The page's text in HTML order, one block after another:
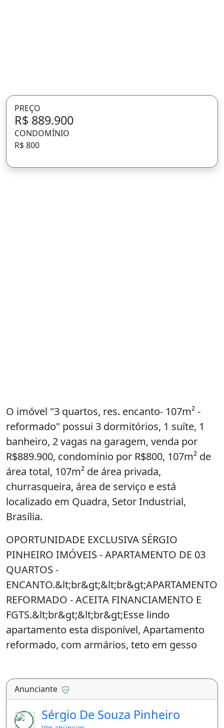
PREÇO
R$ 889.900
CONDOMÍNIO
R$ 800
O imóvel "3 quartos, res. encanto- 107m² -
reformado" possui 3 dormitórios, 1 suíte, 1
banheiro, 2 vagas na garagem, venda por
R$889.900, condomínio por R$800, 107m² de
área total, 107m² de área privada,
churrasqueira, área de serviço e está
localizado em Quadra, Setor Industrial,
Brasília.
OPORTUNIDADE EXCLUSIVA SÉRGIO
PINHEIRO IMÓVEIS - APARTAMENTO DE 03
QUARTOS -
ENCANTO.&lt;br&gt;&lt;br&gt;APARTAMENTO
REFORMADO - ACEITA FINANCIAMENTO E
FGTS.&lt;br&gt;&lt;br&gt;Esse lindo
apartamento esta disponível, Apartamento
reformado, com armários, teto em gesso
apaixonar, Não deixe essa oportunidade
Encanto, vista para o lazer
Anunciante
Sérgio De Souza Pinheiro